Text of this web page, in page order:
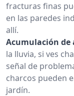
fracturas finas
en las paredes
allí.
Acumulación de
la lluvia, si ves
señal de
charcos pueden
jardín.